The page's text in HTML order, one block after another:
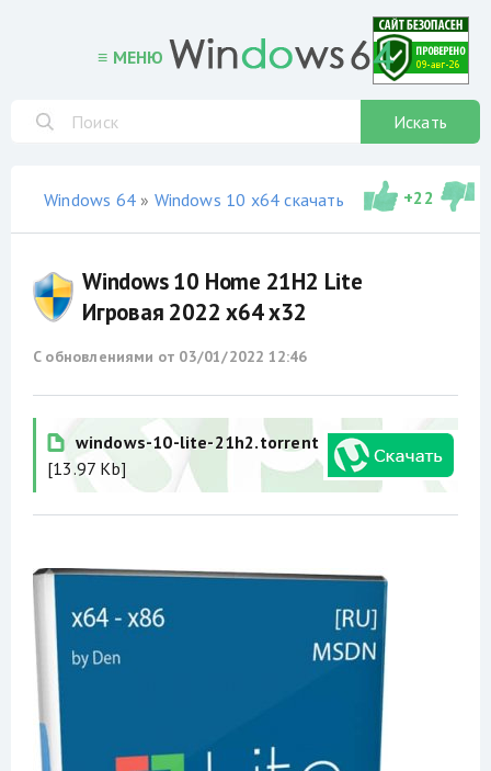
≡ МЕНЮ
Искать
Windows 64» Windows 10 x64 скачать торрент»сборки
+22
Windows 10 Home 21H2 Lite
Игровая 2022 x64 x32
С обновлениями от 03/01/2022 12:46
windows-10-lite-21h2.torrent
[13.97 Kb]